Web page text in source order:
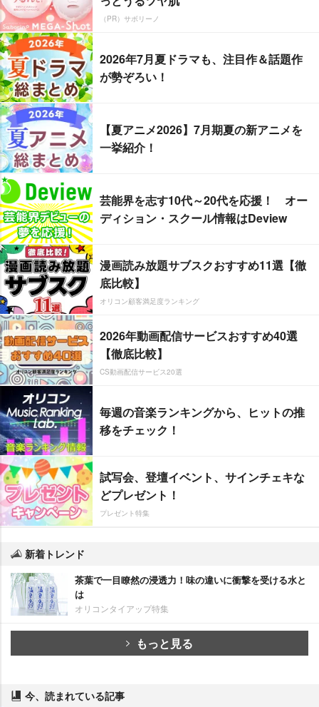
（PR）サボリーノ
2026年7月夏ドラマも、注目作＆話題作
が勢ぞろい！
【夏アニメ2026】7月期夏の新アニメを
一挙紹介！
芸能界を志す10代～20代を応援！ オー
ディション・スクール情報はDeview
漫画読み放題サブスクおすすめ11選【徹
底比較】
オリコン顧客満足度ランキング
2026年動画配信サービスおすすめ40選
【徹底比較】
CS動画配信サービス20選
毎週の音楽ランキングから、ヒットの推
移をチェック！
試写会、登壇イベント、サインチェキな
どプレゼント！
プレゼント特集
新着トレンド
茶葉で一目瞭然の浸透力！味の違いに衝撃を受ける水と
は
オリコンタイアップ特集
もっと見る
今、読まれている記事